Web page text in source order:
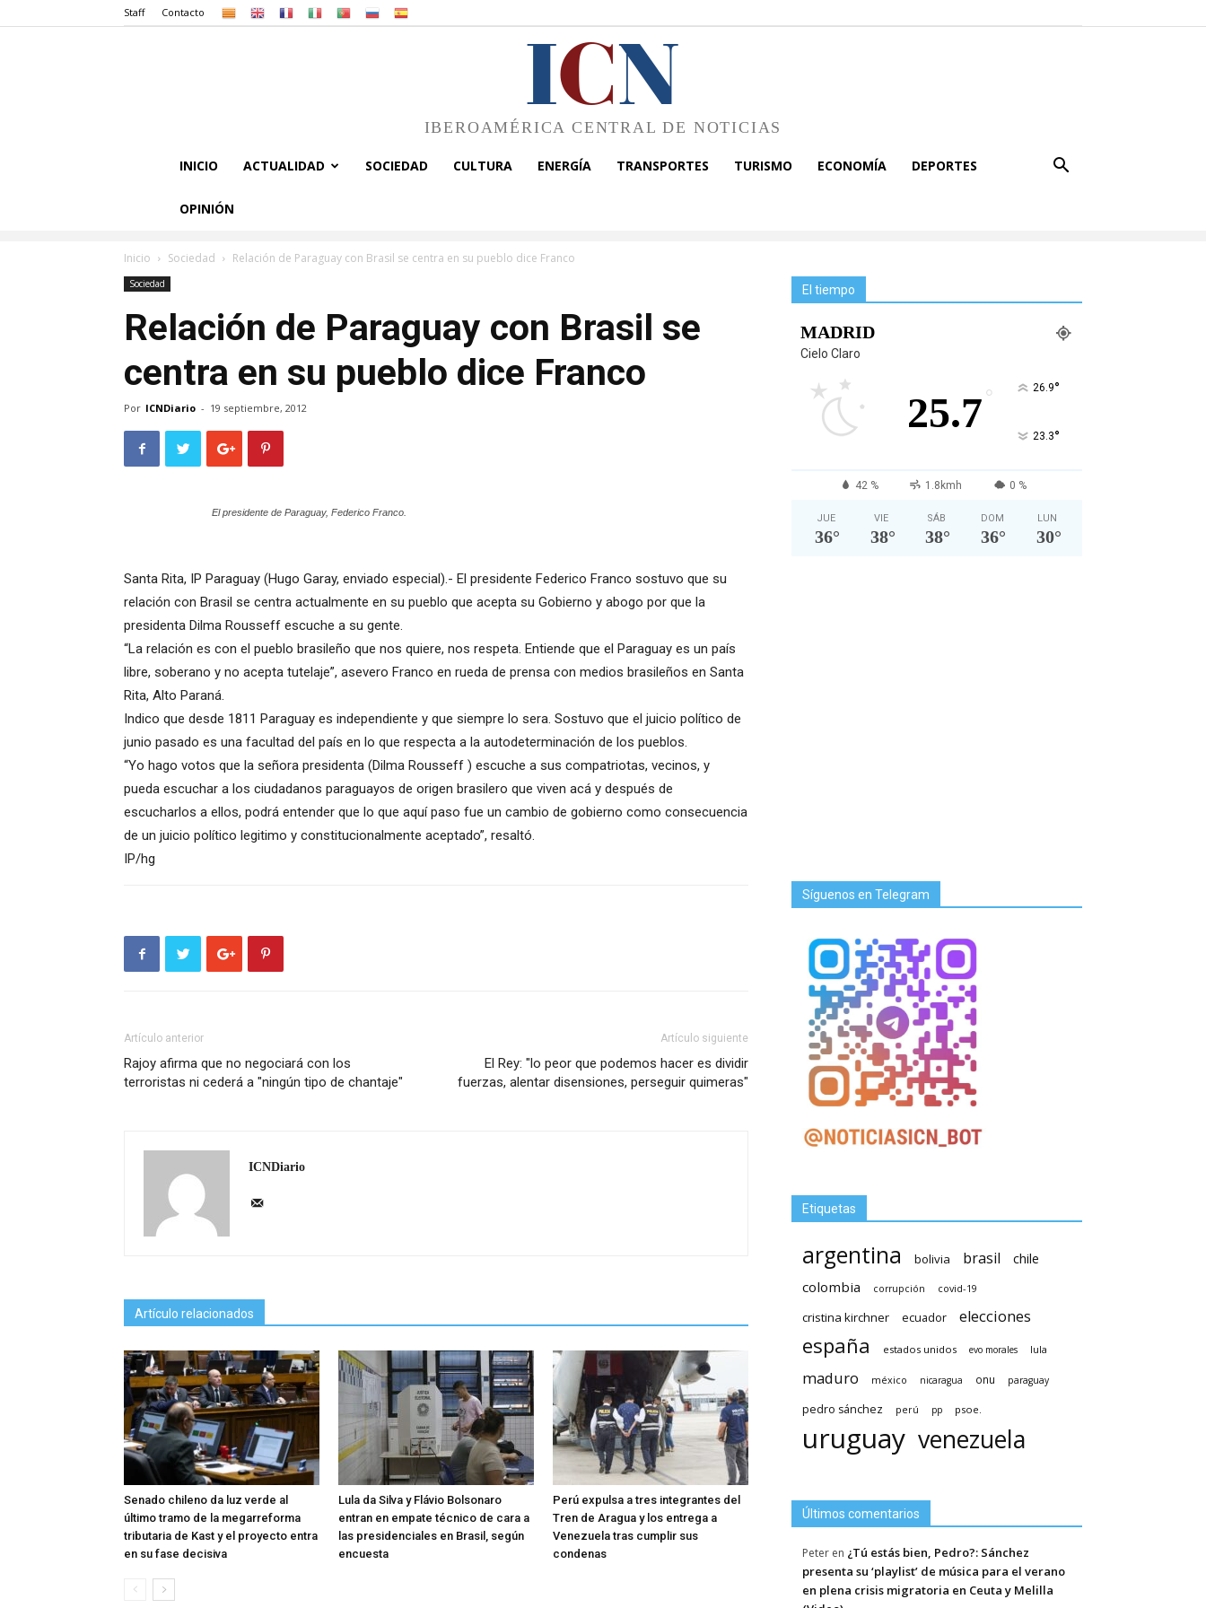
Staff Contacto
ICN
IBEROAMÉRICA CENTRAL DE NOTICIAS
INICIO ACTUALIDAD SOCIEDAD CULTURA ENERGÍA TRANSPORTES TURISMO ECONOMÍA DEPORTES
OPINIÓN
Inicio Sociedad Relación de Paraguay con Brasil se centra en su pueblo dice Franco
Sociedad
Relación de Paraguay con Brasil se
centra en su pueblo dice Franco
Por ICNDiario - 19 septiembre, 2012
El presidente de Paraguay, Federico Franco.
Santa Rita, IP Paraguay (Hugo Garay, enviado especial).- El presidente Federico Franco sostuvo que su
relación con Brasil se centra actualmente en su pueblo que acepta su Gobierno y abogo por que la
presidenta Dilma Rousseff escuche a su gente.
“La relación es con el pueblo brasileño que nos quiere, nos respeta. Entiende que el Paraguay es un país
libre, soberano y no acepta tutelaje”, asevero Franco en rueda de prensa con medios brasileños en Santa
Rita, Alto Paraná.
Indico que desde 1811 Paraguay es independiente y que siempre lo sera. Sostuvo que el juicio político de
junio pasado es una facultad del país en lo que respecta a la autodeterminación de los pueblos.
“Yo hago votos que la señora presidenta (Dilma Rousseff ) escuche a sus compatriotas, vecinos, y
pueda escuchar a los ciudadanos paraguayos de origen brasilero que viven acá y después de
escucharlos a ellos, podrá entender que lo que aquí paso fue un cambio de gobierno como consecuencia
de un juicio político legitimo y constitucionalmente aceptado”, resaltó.
IP/hg
Artículo anterior
Rajoy afirma que no negociará con los
terroristas ni cederá a "ningún tipo de chantaje"
Artículo siguiente
El Rey: "lo peor que podemos hacer es dividir
fuerzas, alentar disensiones, perseguir quimeras"
ICNDiario
Artículo relacionados
Senado chileno da luz verde al
último tramo de la megarreforma
tributaria de Kast y el proyecto entra
en su fase decisiva
Lula da Silva y Flávio Bolsonaro
entran en empate técnico de cara a
las presidenciales en Brasil, según
encuesta
Perú expulsa a tres integrantes del
Tren de Aragua y los entrega a
Venezuela tras cumplir sus
condenas
El tiempo
MADRID
Cielo Claro
25.7 ° 26.9°
23.3°
42 % 1.8kmh 0 %
JUE
36°
VIE
38°
SÁB
38°
DOM
36°
LUN
30°
Síguenos en Telegram
Etiquetas
argentina bolivia brasil
chile
colombia
corrupción covid-19
cristina kirchner ecuador elecciones
españa estados unidos evo morales lula
maduro méxico nicaragua onu paraguay
pedro sánchez perú pp psoe.
uruguay venezuela
Últimos comentarios
Peter en ¿Tú estás bien, Pedro?: Sánchez
presenta su ‘playlist’ de música para el verano
en plena crisis migratoria en Ceuta y Melilla